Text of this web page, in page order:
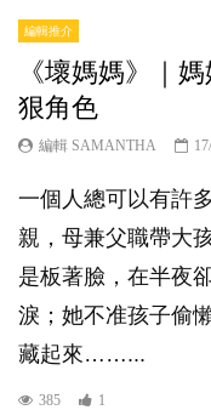
編輯推介
《壞媽媽》｜
狠角色
編輯 SAMANTHA
一個人總可以有許
親，母兼父職帶大
是板著臉，在半夜
淚；她不准孩子偷
藏起來……...
385 1